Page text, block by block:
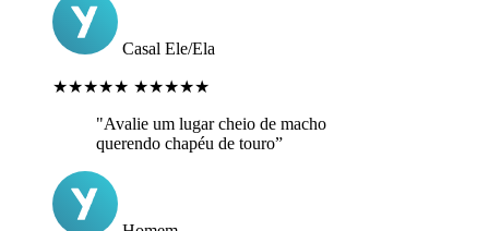
Casal Ele/Ela
★★★★★ ★★★★★
"Avalie um lugar cheio de macho
querendo chapéu de touro”